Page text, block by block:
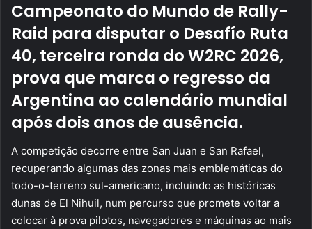
Campeonato do Mundo de Rally-
Raid para disputar o Desafío Ruta
40, terceira ronda do W2RC 2026,
prova que marca o regresso da
Argentina ao calendário mundial
após dois anos de ausência.
A competição decorre entre San Juan e San Rafael,
recuperando algumas das zonas mais emblemáticas do
todo-o-terreno sul-americano, incluindo as históricas
dunas de El Nihuil, num percurso que promete voltar a
colocar à prova pilotos, navegadores e máquinas ao mais